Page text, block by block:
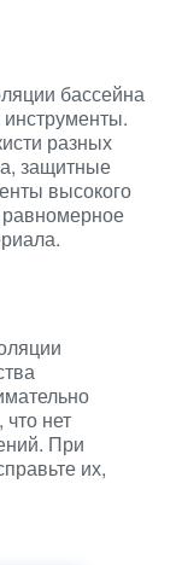
бассейна
разных
защитные
высокого
равномерное
нет
При
их,